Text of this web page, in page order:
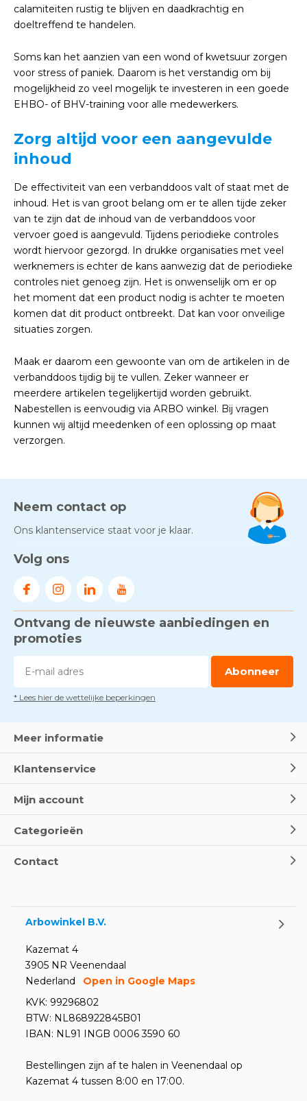
calamiteiten rustig te blijven en daadkrachtig en
doeltreffend te handelen.
Soms kan het aanzien van een wond of kwetsuur zorgen
voor stress of paniek. Daarom is het verstandig om bij
mogelijkheid zo veel mogelijk te investeren in een goede
EHBO- of BHV-training voor alle medewerkers.
Zorg altijd voor een aangevulde
inhoud
De effectiviteit van een verbanddoos valt of staat met de
inhoud. Het is van groot belang om er te allen tijde zeker
van te zijn dat de inhoud van de verbanddoos voor
vervoer goed is aangevuld. Tijdens periodieke controles
wordt hiervoor gezorgd. In drukke organisaties met veel
werknemers is echter de kans aanwezig dat de periodieke
controles niet genoeg zijn. Het is onwenselijk om er op
het moment dat een product nodig is achter te moeten
komen dat dit product ontbreekt. Dat kan voor onveilige
situaties zorgen.
Maak er daarom een gewoonte van om de artikelen in de
verbanddoos tijdig bij te vullen. Zeker wanneer er
meerdere artikelen tegelijkertijd worden gebruikt.
Nabestellen is eenvoudig via ARBO winkel. Bij vragen
kunnen wij altijd meedenken of een oplossing op maat
verzorgen.
Neem contact op
Ons klantenservice staat voor je klaar.
Volg ons
Ontvang de nieuwste aanbiedingen en
promoties
Abonneer
* Lees hier de wettelijke beperkingen
Meer informatie
Klantenservice
Mijn account
Categorieën
Contact
Arbowinkel B.V.
Kazemat 4
3905 NR Veenendaal
Nederland
Open in Google Maps
KVK: 99296802
BTW: NL868922845B01
IBAN: NL91 INGB 0006 3590 60
Bestellingen zijn af te halen in Veenendaal op
Kazemat 4 tussen 8:00 en 17:00.